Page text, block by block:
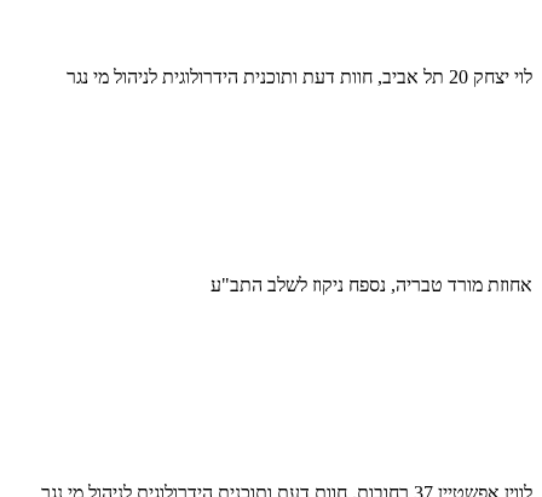
לוי יצחק 20 תל אביב, חוות דעת ותוכנית הידרולוגית לניהול מי נגר
אחוזת מורד טבריה, נספח ניקוז לשלב התב"ע
לווין אפשטיין 37 רחובות, חוות דעת ותוכנית הידרולוגית לניהול מי נגר